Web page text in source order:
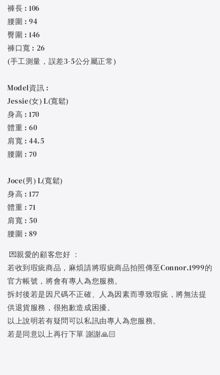
褲長 : 106
腰圍 : 94
臀圍 : 146
褲口寬 : 26
(手工測量，誤差3-5公分屬正常)
Model資訊 :
Jessie(女) L(寬鬆)
身高 : 170
體重 : 60
肩寬 : 44.5
腰圍 : 70
Joce(男) L(寬鬆)
身高 : 177
體重 : 71
肩寬 : 50
腰圍 : 89
💌親愛的顧客您好 ：
若收到瑕疵商品，麻煩請將瑕疵商品拍照傳至Connor.1999的
官方帳號，將會有專人為您服務。
拆封後若是因尺碼不正確、人為因素而導致瑕疵，將無法提
供退貨服務，很抱歉造成困擾。
以上說明若有疑問可以私訊由專人為您服務。
若是同意以上再行下單 謝謝🙏🏻